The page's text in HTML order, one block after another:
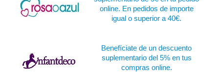
online. En pedidos de importe
igual o superior a 40€.
Benefíciate de un descuento
suplementario del 5% en tus
compras online.